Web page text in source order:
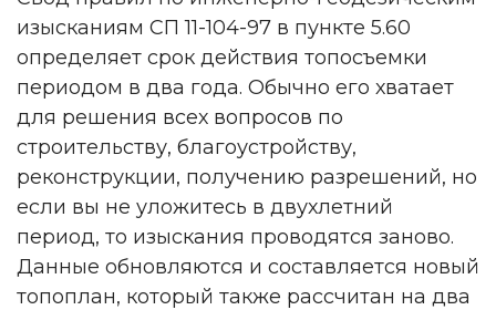
изысканиям СП 11-104-97 в пункте 5.60
определяет срок действия топосъемки
периодом в два года. Обычно его хватает
для решения всех вопросов по
строительству, благоустройству,
реконструкции, получению разрешений, но
если вы не уложитесь в двухлетний
период, то изыскания проводятся заново.
Данные обновляются и составляется новый
топоплан, который также рассчитан на два